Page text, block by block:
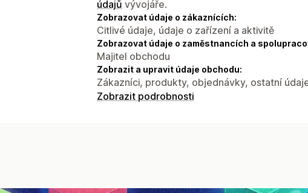
údajů vývojáře.
Zobrazovat údaje o zákaznících:
Citlivé údaje, údaje o zařízení a aktivitě
Zobrazovat údaje o zaměstnancích a
Majitel obchodu
Zobrazit a upravit údaje obchodu:
Zákazníci, produkty, objednávky, ostatní
Zobrazit podrobnosti